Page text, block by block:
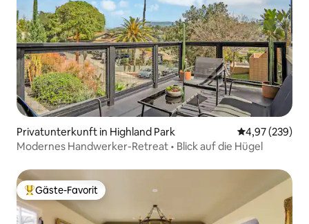
Privatunterkunft in Highland Park
4,97 (239)
Modernes Handwerker-Retreat • Blick auf die Hügel
Beliebter Gäste-Favorit.
Gäste-Favorit